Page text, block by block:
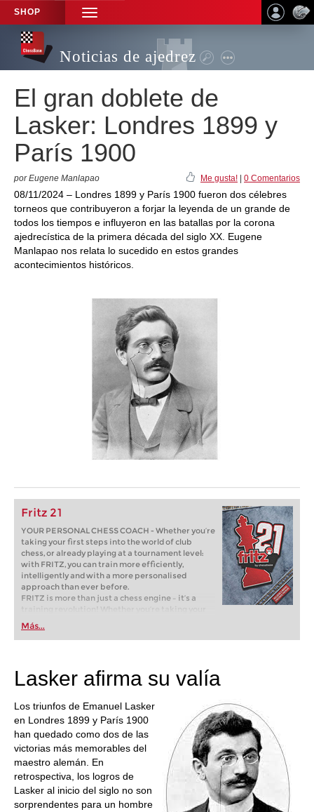
SHOP
TOGGLE
NAVIGATION
Noticias de ajedrez
El gran doblete de
Lasker: Londres 1899 y
París 1900
por Eugene Manlapao Me gusta! 0 Comentarios
08/11/2024 – Londres 1899 y París 1900 fueron dos célebres
torneos que contribuyeron a forjar la leyenda de un grande de
todos los tiempos e influyeron en las batallas por la corona
ajedrecística de la primera década del siglo XX. Eugene
Manlapao nos relata lo sucedido en estos grandes
acontecimientos históricos.
Fritz 21
YOUR PERSONAL CHESS COACH - Whether you’re
taking your first steps into the world of club
chess, or already playing at a tournament level:
with FRITZ, you can train more efficiently,
intelligently and with a more personalised
approach than ever before.
FRITZ is more than just a chess engine – it’s a
training revolution! Whether you’re taking your
first steps into the world of club chess, or already
playing at a tournament level: with FRITZ, you can
train more efficiently, intelligently and with a
Más...
Lasker afirma su valía
Los triunfos de Emanuel Lasker
en Londres 1899 y París 1900
han quedado como dos de las
victorias más memorables del
maestro alemán. En
retrospectiva, los logros de
Lasker al inicio del siglo no son
sorprendentes para un hombre